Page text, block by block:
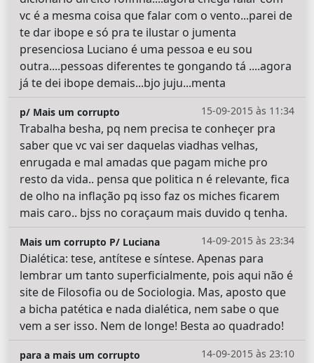
vc é a mesma coisa que falar com o vento...parei de
te dar ibope e só pra te ilustar o jumenta
presenciosa Luciano é uma pessoa e eu sou
outra....pessoas diferentes te gongando tá ....agora
já te dei ibope demais...bjo juju...menta
15-09-2015 às 11:34
p/ Mais um corrupto
Trabalha besha, pq nem precisa te conheçer pra
saber que vc vai ser daquelas viadhas velhas,
enrugada e mal amadas que pagam miche pro
resto da vida.. pensa que politica n é relevante, fica
de olho na inflação pq isso faz os miches ficarem
mais caro.. bjss no coraçaum mais duvido q tenha.
14-09-2015 às 23:34
Mais um corrupto P/ Luciana
Dialética: tese, antítese e síntese. Apenas para
lembrar um tanto superficialmente, pois aqui não é
site de Filosofia ou de Sociologia. Mas, aposto que
a bicha patética e nada dialética, nem sabe o que
vem a ser isso. Nem de longe! Besta ao quadrado!
14-09-2015 às 23:10
para a mais um corrupto